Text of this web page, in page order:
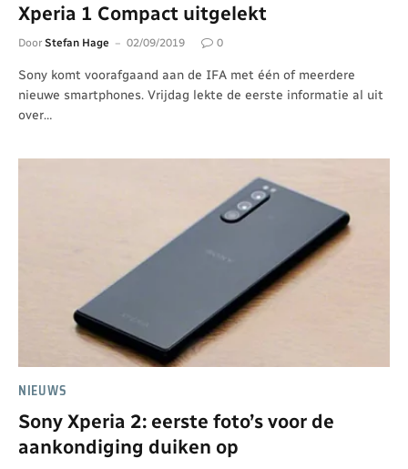
Xperia 1 Compact uitgelekt
Door Stefan Hage 02/09/2019 0
Sony komt voorafgaand aan de IFA met één of meerdere
nieuwe smartphones. Vrijdag lekte de eerste informatie al uit
over…
NIEUWS
Sony Xperia 2: eerste foto’s voor de
aankondiging duiken op